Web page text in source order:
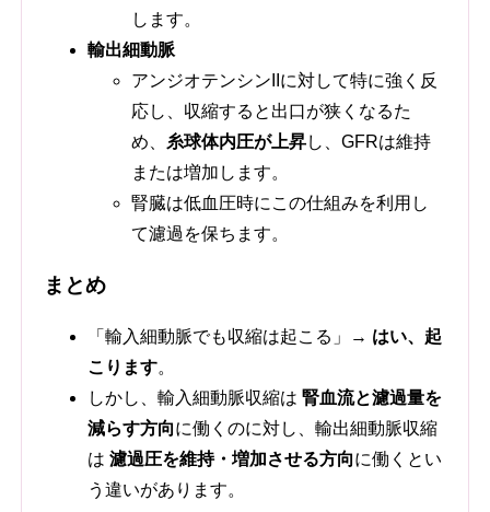
します。
輸出細動脈
アンジオテンシンIIに対して特に強く反
応し、収縮すると出口が狭くなるた
め、
糸球体内圧が上昇し、GFRは維持
または増加します。
腎臓は低血圧時にこの仕組みを利用し
て濾過を保ちます。
まとめ
「輸入細動脈でも収縮は起こる」→ はい、起
こります。
しかし、輸入細動脈収縮は腎血流と濾過量を
減らす方向に働くのに対し、輸出細動脈収縮
は濾過圧を維持・増加させる方向に働くとい
う違いがあります。